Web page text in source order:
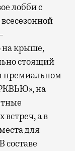
лобби с
на крыше,
стоящий
премиальном
на
встреч, а в
для
составе